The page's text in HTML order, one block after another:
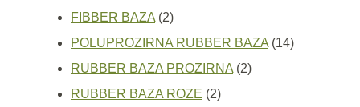
proizvoda
FIBBER BAZA 22
proizvoda
POLUPROZIRNA RUBBER BAZA 1414
RUBBER BAZA PROZIRNA 22
RUBBER BAZA ROZE 22